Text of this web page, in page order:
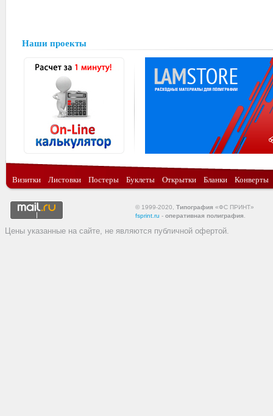
Наши проекты
Визитки Листовки Постеры Буклеты Открытки Бланки Конверты
© 1999-2020, Типография «ФС ПРИНТ»
fsprint.ru - оперативная полиграфия
Цены указанные на сайте, не являются публичной офертой.